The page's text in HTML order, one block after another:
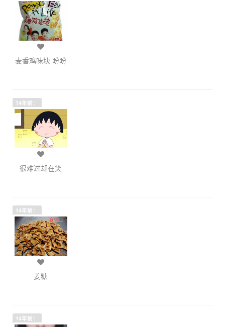
麦香鸡味块 盼盼
14年前：
很难过却在笑
14年前：
姜糖
14年前：